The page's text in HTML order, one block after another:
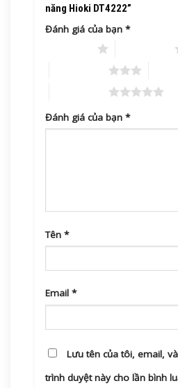
năng Hioki DT4222”
Đánh giá của bạn *
Đánh giá của bạn *
Tên *
Email *
Lưu tên của tôi, email,
trình duyệt này cho lần bình